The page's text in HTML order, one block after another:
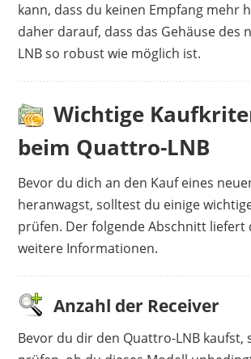
kann, dass du keinen Empfang mehr
daher darauf, dass das Gehäuse des
LNB so robust wie möglich ist.
Wichtige
beim Quattro-LNB
Bevor du dich an den Kauf eines
heranwagst, solltest du einige
prüfen. Der folgende Abschnitt liefert
weitere Informationen.
Anzahl der Receiver
Bevor du dir den Quattro-LNB kaufst,